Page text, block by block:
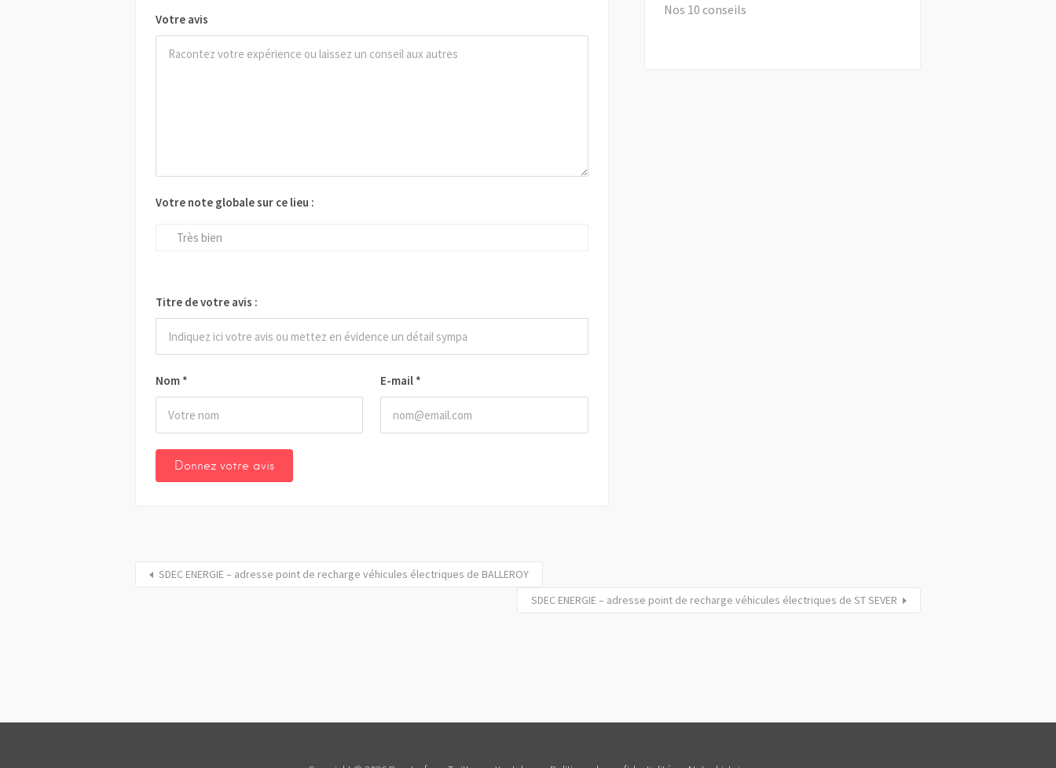
Votre avis
Nom * E-mail *
Votre note globale sur ce lieu :
Très bien
Titre de votre avis :
Nos 10 conseils
SDEC ENERGIE – adresse point de recharge véhicules électriques de BALLEROY
SDEC ENERGIE – adresse point de recharge véhicules électriques de ST SEVER